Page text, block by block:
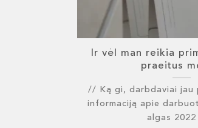
Ir vėl man reikia
praeitus
// Ką gi, darbdaviai jau
informaciją apie
algas 2022